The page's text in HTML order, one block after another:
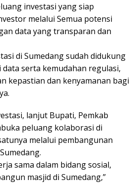
investasi yang siap
melalui Semua potensi
data yang transparan dan
di Sumedang sudah didukung
serta kemudahan regulasi,
kepastian dan kenyamanan bagi
lanjut Bupati, Pemkab
peluang kolaborasi di
melalui pembangunan
sama dalam bidang sosial,
masjid di Sumedang,”